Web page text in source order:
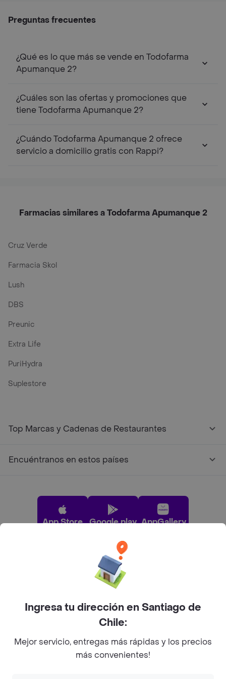
Preguntas frecuentes
¿Qué es lo que más se vende en Todofarma
Apumanque 2?
¿Cuáles son las ofertas y promociones que
tiene Todofarma Apumanque 2?
¿Cuándo Todofarma Apumanque 2 ofrece
servicio a domicilio gratis con Rappi?
Farmacias similares a Todofarma Apumanque 2
Cruz Verde
Farmacia Skol
Lush
DBS
Preunic
Extra Life
PuriHydra
Suplestore
Top Marcas y Cadenas de Restaurantes
Encuéntranos en estos países
App Store Google play AppGallery
Pide tu comida favorita cerca de ti
Categorías
Ingresa tu dirección en Santiago de
Chile:
Mejor servicio, entregas más rápidas y los precios
más convenientes!